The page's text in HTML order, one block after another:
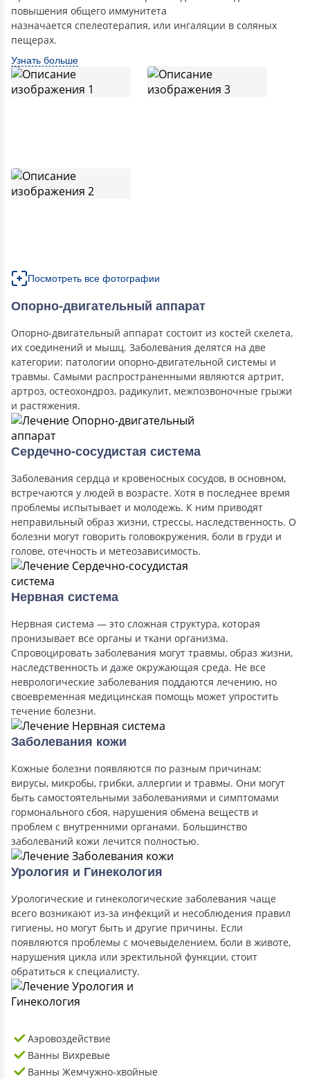
повышения общего иммунитета
назначается спелеотерапия, или ингаляции в соляных
пещерах.
Узнать больше
Посмотреть все фотографии
Опорно-двигательный аппарат
Опорно-двигательный аппарат состоит из костей скелета,
их соединений и мышц. Заболевания делятся на две
категории: патологии опорно-двигательной системы и
травмы. Самыми распространенными являются артрит,
артроз, остеохондроз, радикулит, межпозвоночные грыжи
и растяжения.
Сердечно-сосудистая система
Заболевания сердца и кровеносных сосудов, в основном,
встречаются у людей в возрасте. Хотя в последнее время
проблемы испытывает и молодежь. К ним приводят
неправильный образ жизни, стрессы, наследственность. О
болезни могут говорить головокружения, боли в груди и
голове, отечность и метеозависимость.
Нервная система
Нервная система — это сложная структура, которая
пронизывает все органы и ткани организма.
Спровоцировать заболевания могут травмы, образ жизни,
наследственность и даже окружающая среда. Не все
неврологические заболевания поддаются лечению, но
своевременная медицинская помощь может упростить
течение болезни.
Заболевания кожи
Кожные болезни появляются по разным причинам:
вирусы, микробы, грибки, аллергии и травмы. Они могут
быть самостоятельными заболеваниями и симптомами
гормонального сбоя, нарушения обмена веществ и
проблем с внутренними органами. Большинство
заболеваний кожи лечится полностью.
Урология и Гинекология
Урологические и гинекологические заболевания чаще
всего возникают из-за инфекций и несоблюдения правил
гигиены, но могут быть и другие причины. Если
появляются проблемы с мочевыделением, боли в животе,
нарушения цикла или эректильной функции, стоит
обратиться к специалисту.
Аэровоздействие
Ванны Вихревые
Ванны Жемчужно-хвойные